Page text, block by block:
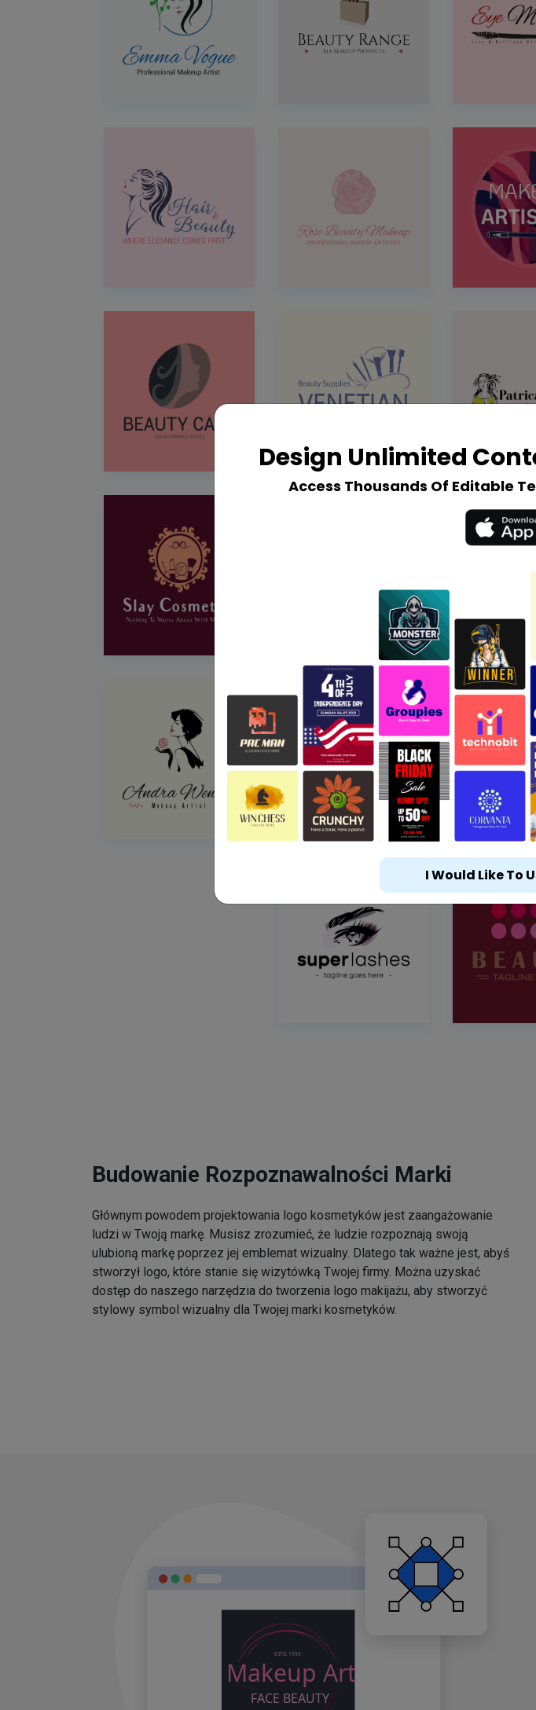
Budowanie Rozpoznawalności Marki
Głównym powodem projektowania logo kosmetyków jest zaangażowanie
ludzi w Twoją markę. Musisz zrozumieć, że ludzie rozpoznają swoją
ulubioną markę poprzez jej emblemat wizualny. Dlatego tak ważne jest, abyś
stworzył logo, które stanie się wizytówką Twojej firmy. Można uzyskać
dostęp do naszego narzędzia do tworzenia logo makijażu, aby stworzyć
stylowy symbol wizualny dla Twojej marki kosmetyków.
Design Unlimited
Access Thousands Of Editable
I Would Like To